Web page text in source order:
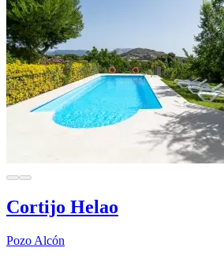
Cortijo Helao
Pozo Alcón